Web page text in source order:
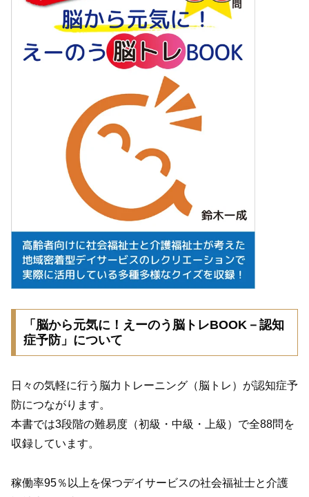
「脳から元気に！えーのう脳トレBOOK－認知
症予防」について
日々の気軽に行う脳力トレーニング（脳トレ）が認知症予
防につながります。
本書では3段階の難易度（初級・中級・上級）で全88問を
収録しています。
稼働率95％以上を保つデイサービスの社会福祉士と介護